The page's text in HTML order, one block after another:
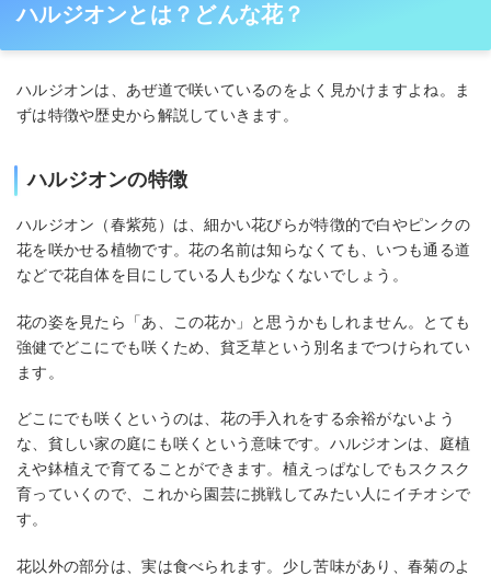
ハルジオンとは？どんな花？
ハルジオンは、あぜ道で咲いているのをよく見かけますよね。ま
ずは特徴や歴史から解説していきます。
ハルジオンの特徴
ハルジオン（春紫苑）は、細かい花びらが特徴的で白やピンクの
花を咲かせる植物です。花の名前は知らなくても、いつも通る道
などで花自体を目にしている人も少なくないでしょう。
花の姿を見たら「あ、この花か」と思うかもしれません。とても
強健でどこにでも咲くため、貧乏草という別名までつけられてい
ます。
どこにでも咲くというのは、花の手入れをする余裕がないよう
な、貧しい家の庭にも咲くという意味です。ハルジオンは、庭植
えや鉢植えで育てることができます。植えっぱなしでもスクスク
育っていくので、これから園芸に挑戦してみたい人にイチオシで
す。
花以外の部分は、実は食べられます。少し苦味があり、春菊のよ